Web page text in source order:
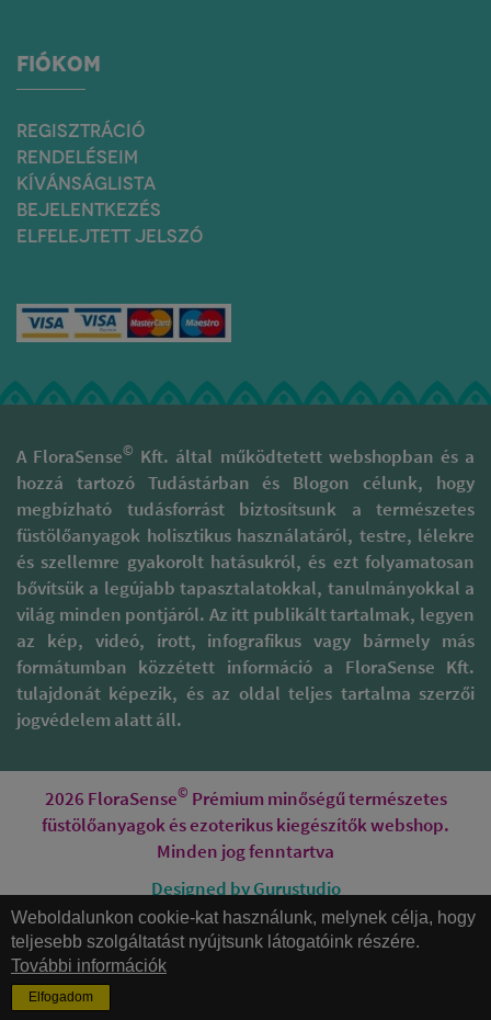
FIÓKOM
REGISZTRÁCIÓ
RENDELÉSEIM
KÍVÁNSÁGLISTA
BEJELENTKEZÉS
ELFELEJTETT JELSZÓ
A FloraSense© Kft. által működtetett webshopban és a
hozzá tartozó Tudástárban és Blogon célunk, hogy
megbízható tudásforrást biztosítsunk a természetes
füstölőanyagok holisztikus használatáról, testre, lélekre
és szellemre gyakorolt hatásukról, és ezt folyamatosan
bővítsük a legújabb tapasztalatokkal, tanulmányokkal a
világ minden pontjáról. Az itt publikált tartalmak, legyen
az kép, videó, írott, infografikus vagy bármely más
formátumban közzétett információ a FloraSense Kft.
tulajdonát képezik, és az oldal teljes tartalma szerzői
jogvédelem alatt áll.
2026 FloraSense© Prémium minőségű természetes
füstölőanyagok és ezoterikus kiegészítők webshop.
Minden jog fenntartva
Designed by Gurustudio
Honlapkészítés
Weboldalunkon cookie-kat használunk, melynek célja, hogy
teljesebb szolgáltatást nyújtsunk látogatóink részére.
További információk
Elfogadom